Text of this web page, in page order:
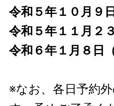
令和５年１０月９
令和５年１１月２
令和６年１月８日（
※なお、各日予約